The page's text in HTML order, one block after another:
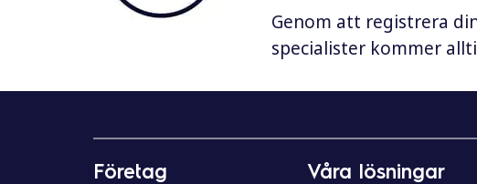
Genom att registrera
specialister kommer
Företag Våra lösningar